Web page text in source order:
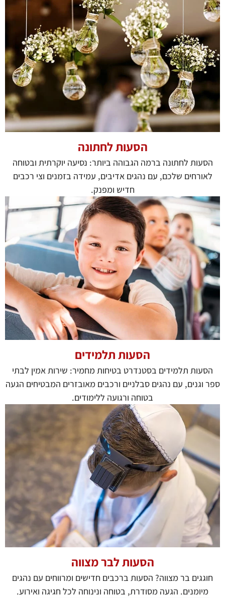
הסעות לחתונה
הסעות לחתונה ברמה הגבוהה ביותר: נסיעה יוקרתית ובטוחה
לאורחים שלכם, עם נהגים אדיבים, עמידה בזמנים וצי רכבים
חדיש ומפנק.
הסעות תלמידים
הסעות תלמידים בסטנדרט בטיחות מחמיר: שירות אמין לבתי
ספר וגנים, עם נהגים סבלניים ורכבים מאובזרים המבטיחים הגעה
בטוחה ורגועה ללימודים.
הסעות לבר מצווה
חוגגים בר מצווה? הסעות ברכבים חדישים ומרווחים עם נהגים
מיומנים. הגעה מסודרת, בטוחה ונינוחה לכל חגיגה ואירוע.